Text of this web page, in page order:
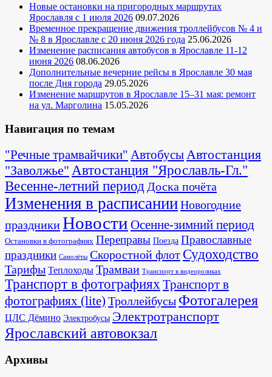
Новые остановки на пригородных маршрутах
Ярославля с 1 июля 2026 09.07.2026
Временное прекращение движения троллейбусов № 4 и
№ 8 в Ярославле с 20 июня 2026 года 25.06.2026
Изменение расписания автобусов в Ярославле 11-12
июня 2026 08.06.2026
Дополнительные вечерние рейсы в Ярославле 30 мая
после Дня города 29.05.2026
Изменение маршрутов в Ярославле 15–31 мая: ремонт
на ул. Марголина 15.05.2026
Навигация по темам
"Речные трамвайчики" АвтобусыАвтостанция
"Заволжье" Автостанция "Ярославль-Гл."
Весенне-летний период Доска почёта
Изменения в расписанииНовогодние
праздникиНовости Осенне-зимний период
Остановки в фотографиях Переправы Поезда Православные
праздники Самолёты Скоростной флот Судоходство
Тарифы Теплоходы Трамваи Транспорт в видеороликах
Транспорт в фотографияхТранспорт в
фотографиях (lite) Троллейбусы Фотогалерея
ЦЛС Дёмино Электробусы Электротранспорт
Ярославский автовокзал
Архивы